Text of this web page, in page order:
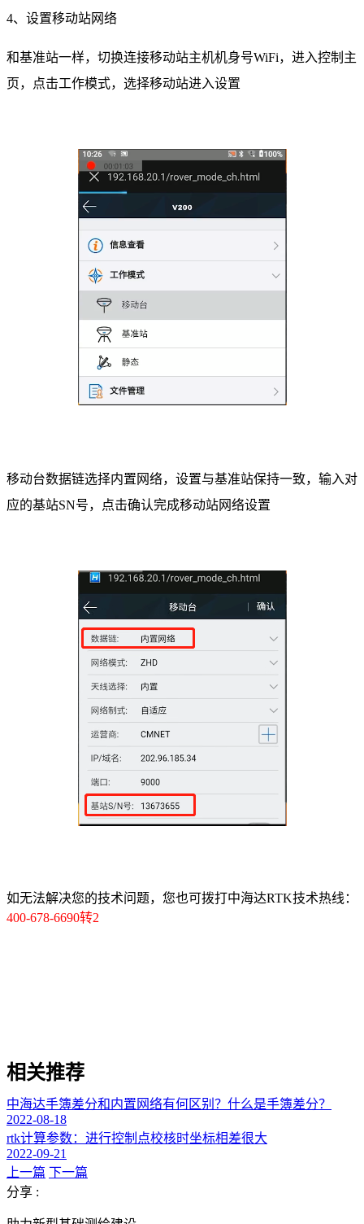
4、设置移动站网络
和基准站一样，切换连接移动站主机机身号WiFi，进入控制主
页，点击工作模式，选择移动站进入设置
移动台数据链选择内置网络，设置与基准站保持一致，输入对
应的基站SN号，点击确认完成移动站网络设置
如无法解决您的技术问题，您也可拨打中海达RTK技术热线：
400-678-6690转2
相关推荐
中海达手簿差分和内置网络有何区别？什么是手簿差分？
2022-08-18
rtk计算参数：进行控制点校核时坐标相差很大
2022-09-21
上一篇 下一篇
分享 :